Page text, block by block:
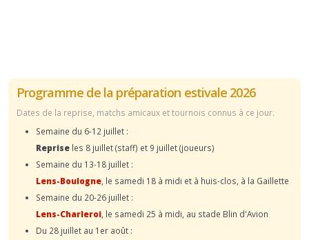
Programme de la préparation estivale 2026
Dates de la reprise, matchs amicaux et tournois connus à ce jour.
Semaine du 6-12 juillet :
Reprise les 8 juillet (staff) et 9 juillet (joueurs)
Semaine du 13-18 juillet :
Lens-Boulogne , le samedi 18 à midi et à huis-clos, à la Gaillette
Semaine du 20-26 juillet :
Lens-Charleroi , le samedi 25 à midi, au stade Blin d'Avion
Du 28 juillet au 1er août :